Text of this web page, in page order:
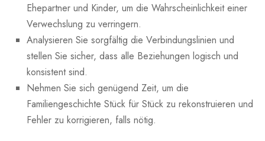
Ehepartner und Kinder, um die Wahrscheinlichkeit einer
Verwechslung zu verringern.
Analysieren Sie sorgfältig die Verbindungslinien und
stellen Sie sicher, dass alle Beziehungen logisch und
konsistent sind.
Nehmen Sie sich genügend Zeit, um die
Familiengeschichte Stück für Stück zu rekonstruieren und
Fehler zu korrigieren, falls nötig.